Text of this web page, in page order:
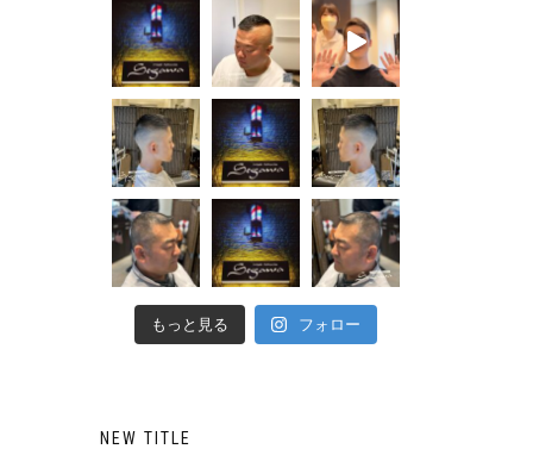
もっと見る フォロー
NEW TITLE